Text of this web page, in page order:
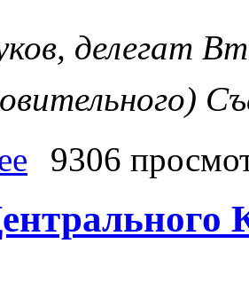
делегат
о Партия возродилась
лидера партии. Говорит делегат
Съезда КПРФ Борис Тохчуков
9306